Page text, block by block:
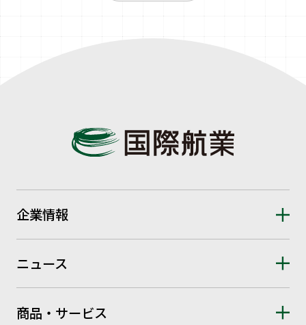
企業情報
ニュース
商品・サービス